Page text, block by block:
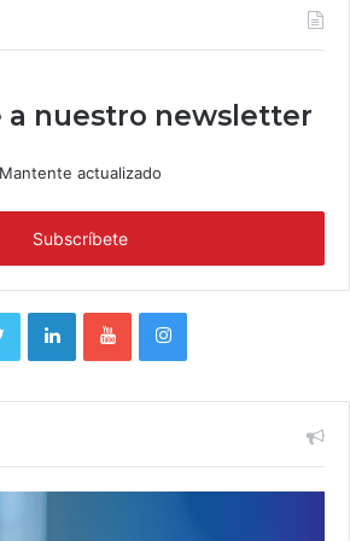
a nuestro newsletter
Mantente actualizado